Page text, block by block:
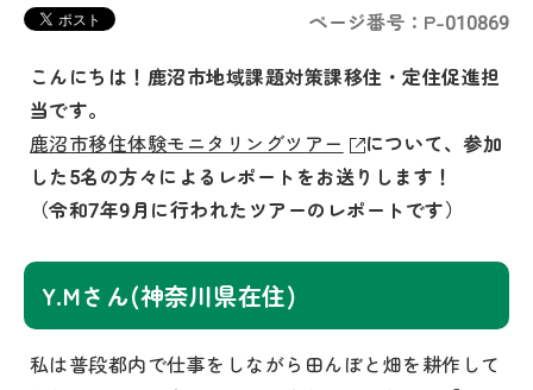
ページ番号：P-010869
こんにちは！鹿沼市地域課題対策課移住・定住促進担
当です。
鹿沼市移住体験モニタリングツアー
について、参加
した5名の方々によるレポートをお送りします！
（令和7年9月に行われたツアーのレポートです）
Y.Mさん(神奈川県在住)
私は普段都内で仕事をしながら田んぼと畑を耕作して